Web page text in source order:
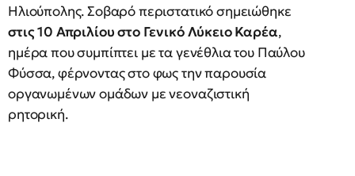
Ηλιούπολης. Σοβαρό περιστατικό σημειώθηκε
στις 10 Απριλίου στο Γενικό Λύκειο Καρέα,
ημέρα που συμπίπτει με τα γενέθλια του Παύλου
Φύσσα, φέρνοντας στο φως την παρουσία
οργανωμένων ομάδων με νεοναζιστική
ρητορική.